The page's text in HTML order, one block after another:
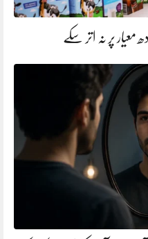
معیار پر نہ اتر سکے